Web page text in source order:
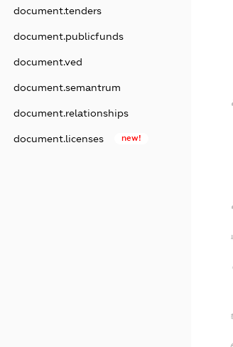
document.tenders
document.publicfunds
document.ved
document.semantrum
document.relationships
document.licenses new!